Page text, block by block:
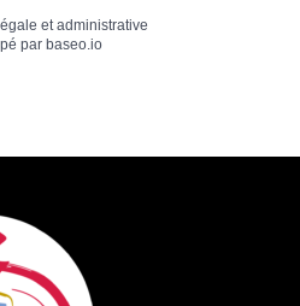
et administrative
par baseo.io